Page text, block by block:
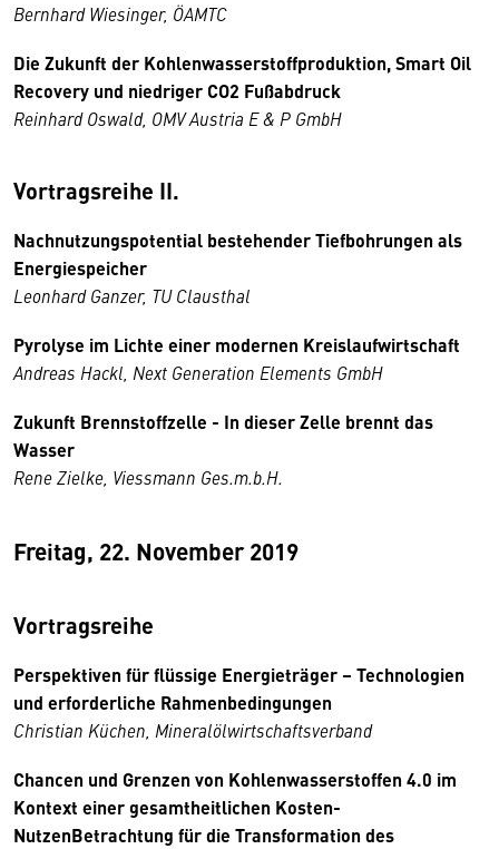
Bernhard Wiesinger, ÖAMTC
Die Zukunft der Kohlenwasserstoffproduktion, Smart Oil
Recovery und niedriger CO2 Fußabdruck
Reinhard Oswald, OMV Austria E & P GmbH
Vortragsreihe II.
Nachnutzungspotential bestehender Tiefbohrungen als
Energiespeicher
Leonhard Ganzer, TU Clausthal
Pyrolyse im Lichte einer modernen Kreislaufwirtschaft
Andreas Hackl, Next Generation Elements GmbH
Zukunft Brennstoffzelle - In dieser Zelle brennt das
Wasser
Rene Zielke, Viessmann Ges.m.b.H.
Freitag, 22. November 2019
Vortragsreihe
Perspektiven für flüssige Energieträger – Technologien
und erforderliche Rahmenbedingungen
Christian Küchen, Mineralölwirtschaftsverband
Chancen und Grenzen von Kohlenwasserstoffen 4.0 im
Kontext einer gesamtheitlichen Kosten-
NutzenBetrachtung für die Transformation des